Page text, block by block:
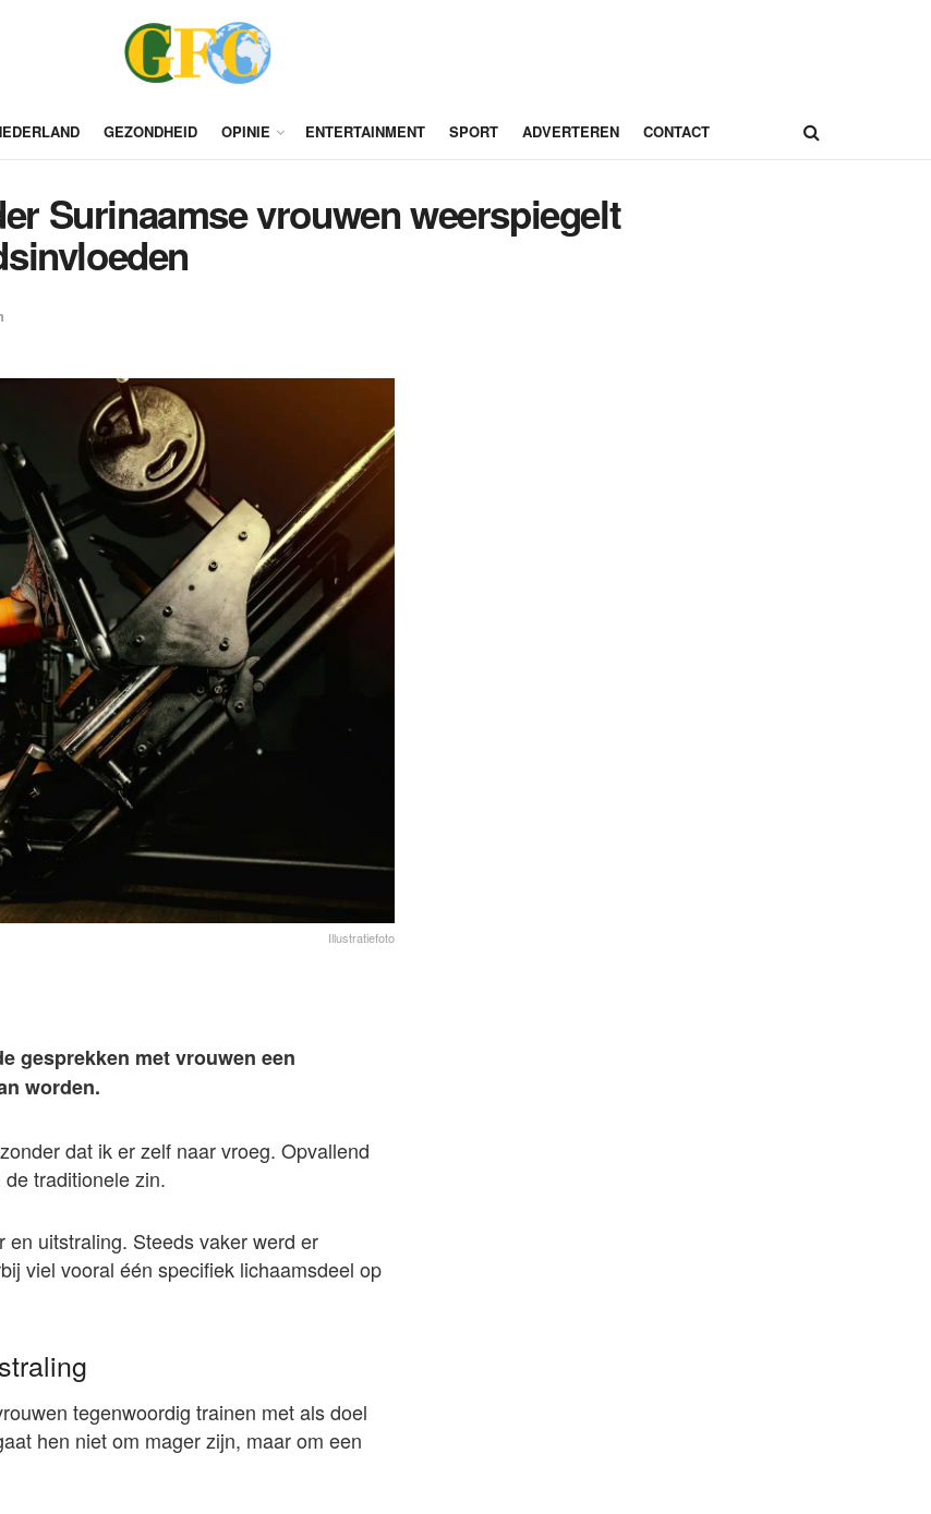
GEZONDHEID OPINIE ENTERTAINMENT SPORT ADVERTEREN CONTACT
Surinaamse vrouwen weerspiegelt
Illustratiefoto
gesprekken met vrouwen een
worden.
dat ik er zelf naar vroeg. Opvallend
traditionele zin.
uitstraling. Steeds vaker werd er
viel vooral één specifiek lichaamsdeel op
tegenwoordig trainen met als doel
hen niet om mager zijn, maar om een